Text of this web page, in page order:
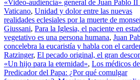
«Video-audiencia» general de Juan Pablo II
Vaticano, Unidad y dolor entre las nuevas
realidades eclesiales por la muerte de
Giussani, Para la Iglesia, el paciente en
vegetativo es una persona humana, Juan
concelebra la eucaristía y habla con el
Ratzinger, El pecado original, el gran
«Un hijo para la eternidad», Los médicos
Predicador del Papa: ¿Por qué comulgar